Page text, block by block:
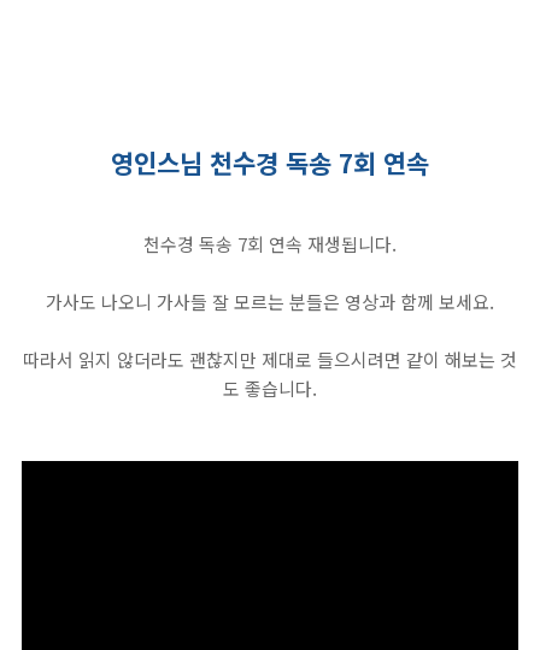
영인스님 천수경 독송 7회 연속
천수경 독송 7회 연속 재생됩니다.
가사도 나오니 가사들 잘 모르는 분들은 영상과 함께 보세요.
따라서 읽지 않더라도 괜찮지만 제대로 들으시려면 같이 해보는 것
도 좋습니다.